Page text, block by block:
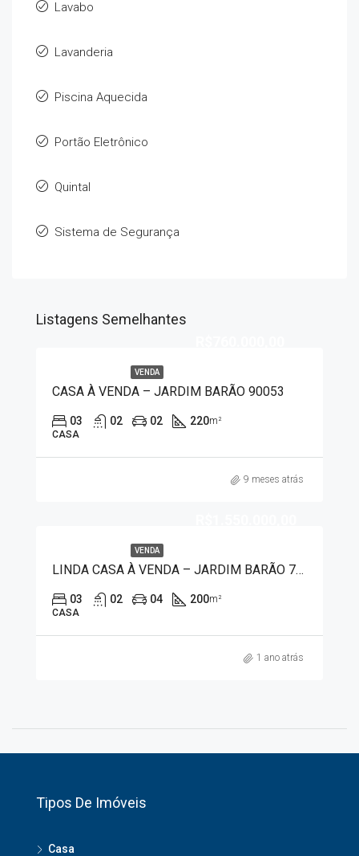
Lavabo
Lavanderia
Piscina Aquecida
Portão Eletrônico
Quintal
Sistema de Segurança
Listagens Semelhantes
VENDA
CASA À VENDA – JARDIM BARÃO 90053
03 02 02 220m²
CASA
9 meses atrás
VENDA
LINDA CASA À VENDA – JARDIM BARÃO 7448
03 02 04 200m²
CASA
1 ano atrás
Tipos De Imóveis
Casa